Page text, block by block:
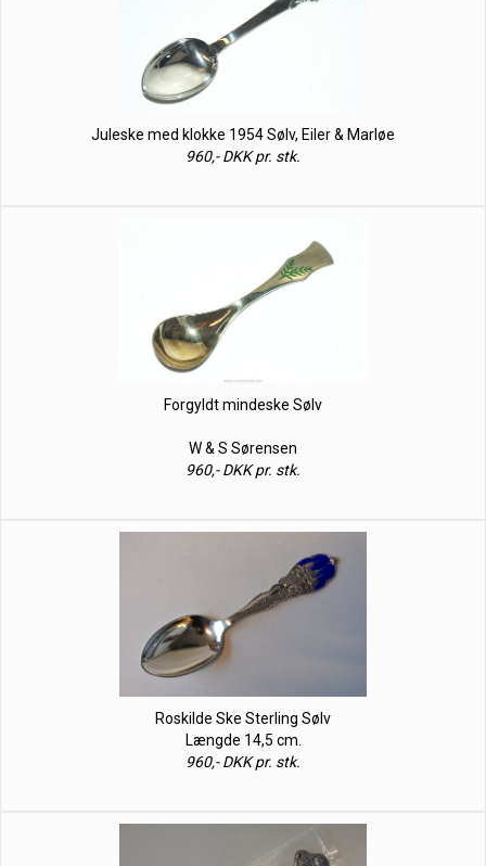
Juleske med klokke 1954 Sølv, Eiler & Marløe
960,- DKK pr. stk.
Forgyldt mindeske Sølv
W & S Sørensen
960,- DKK pr. stk.
Roskilde Ske Sterling Sølv
Længde 14,5 cm.
960,- DKK pr. stk.